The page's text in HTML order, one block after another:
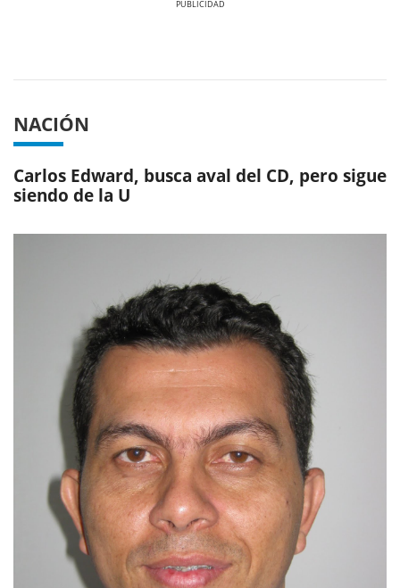
NACIÓN
Carlos Edward, busca aval del CD, pero sigue
siendo de la U